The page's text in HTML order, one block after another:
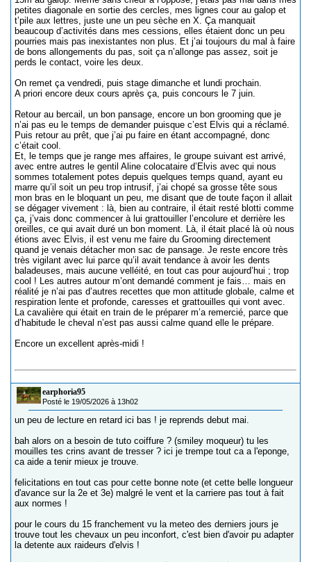
petites diagonale en sortie des cercles, mes lignes cour au galop et
t’pile aux lettres, juste une un peu sèche en X. Ça manquait
beaucoup d’activités dans mes cessions, elles étaient donc un peu
pourries mais pas inexistantes non plus. Et j’ai toujours du mal à faire
de bons allongements du pas, soit ça n’allonge pas assez, soit je
perds le contact, voire les deux.
On remet ça vendredi, puis stage dimanche et lundi prochain.
A priori encore deux cours après ça, puis concours le 7 juin.
Retour au bercail, un bon pansage, encore un bon grooming que je
n’ai pas eu le temps de demander puisque c’est Elvis qui a réclamé.
Puis retour au prêt, que j’ai pu faire en étant accompagné, donc
c’était cool.
Et, le temps que je range mes affaires, le groupe suivant est arrivé,
avec entre autres le gentil Aline colocataire d’Elvis avec qui nous
sommes totalement potes depuis quelques temps quand, ayant eu
marre qu’il soit un peu trop intrusif, j’ai chopé sa grosse tête sous
mon bras en le bloquant un peu, me disant que de toute façon il allait
se dégager vivement : là, bien au contraire, il était resté blotti comme
ça, j’vais donc commencer à lui grattouiller l’encolure et derrière les
oreilles, ce qui avait duré un bon moment. Là, il était placé là où nous
étions avec Elvis, il est venu me faire du Grooming directement
quand je venais détacher mon sac de pansage. Je reste encore très
très vigilant avec lui parce qu’il avait tendance à avoir les dents
baladeuses, mais aucune velléité, en tout cas pour aujourd’hui ; trop
cool ! Les autres autour m’ont demandé comment je fais… mais en
réalité je n’ai pas d’autres recettes que mon attitude globale, calme et
respiration lente et profonde, caresses et grattouilles qui vont avec.
La cavalière qui était en train de le préparer m’a remercié, parce que
d’habitude le cheval n’est pas aussi calme quand elle le prépare.
Encore un excellent après-midi !
earphoria95
Posté le 19/05/2026 à 13h02
un peu de lecture en retard ici bas ! je reprends debut mai.
bah alors on a besoin de tuto coiffure ? (smiley moqueur) tu les
mouilles tes crins avant de tresser ? ici je trempe tout ca a l'eponge,
ca aide a tenir mieux je trouve.
felicitations en tout cas pour cette bonne note (et cette belle longueur
d'avance sur la 2e et 3e) malgré le vent et la carriere pas tout à fait
aux normes !
pour le cours du 15 franchement vu la meteo des derniers jours je
trouve tout les chevaux un peu inconfort, c'est bien d'avoir pu adapter
la detente aux raideurs d'elvis !